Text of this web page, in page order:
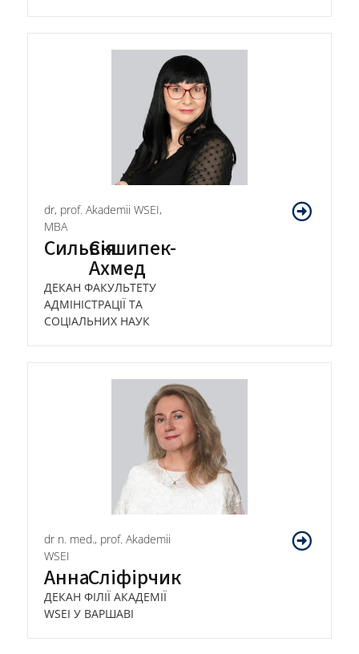
dr, prof. Akademii WSEI,
MBA
СильвіяСкшипек-
Ахмед
ДЕКАН ФАКУЛЬТЕТУ
АДМІНІСТРАЦІЇ ТА
СОЦІАЛЬНИХ НАУК
dr n. med., prof. Akademii
WSEI
АннаСліфірчик
ДЕКАН ФІЛІЇ АКАДЕМІЇ
WSEI У ВАРШАВІ